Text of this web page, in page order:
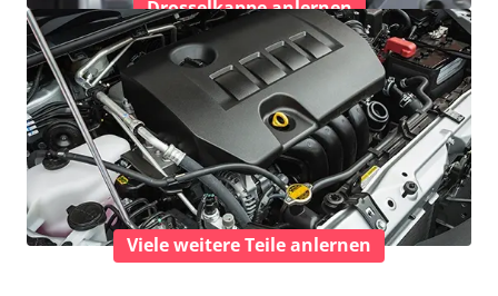
Drosselkappe anlernen
Viele weitere Teile anlernen